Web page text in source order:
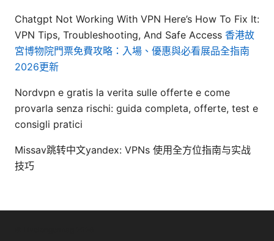
Chatgpt Not Working With VPN Here’s How To Fix It:
VPN Tips, Troubleshooting, And Safe Access 香港故
宮博物院門票免費攻略：入場、優惠與必看展品全指南
2026更新
Nordvpn e gratis la verita sulle offerte e come
provarla senza rischi: guida completa, offerte, test e
consigli pratici
Missav跳转中文yandex: VPNs 使用全方位指南与实战
技巧